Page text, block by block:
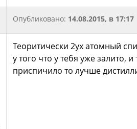
Опубликовано: 14.08.2015, в 17:17
Теоритически 2ух атомный
у того что у тебя уже залито,
приспичило то лучше